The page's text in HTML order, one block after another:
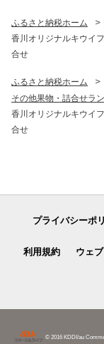
ふるさと納税ホーム
香川オリジナルキウイ
合せ
ふるさと納税ホーム
その他果物・詰合せラ
香川オリジナルキウイ
合せ
プライバシーポ
利用規約 ウェ
© 2016 KDDI/au